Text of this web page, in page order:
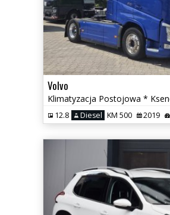
Volvo
12.8 Diesel KM 500 2019